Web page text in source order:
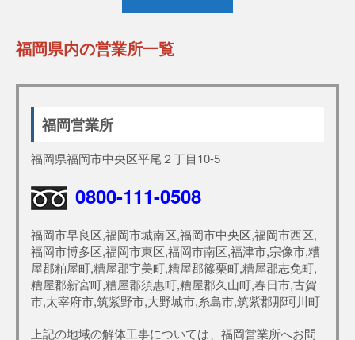
福岡県内の営業所一覧
福岡営業所
福岡県福岡市中央区平尾２丁目10-5
0800-111-0508
福岡市早良区,福岡市城南区,福岡市中央区,福岡市西区,
福岡市博多区,福岡市東区,福岡市南区,福津市,宗像市,糟
屋郡粕屋町,糟屋郡宇美町,糟屋郡篠栗町,糟屋郡志免町,
糟屋郡新宮町,糟屋郡須惠町,糟屋郡久山町,春日市,古賀
市,太宰府市,筑紫野市,大野城市,糸島市,筑紫郡那珂川町
上記の地域の解体工事については、福岡営業所へお問